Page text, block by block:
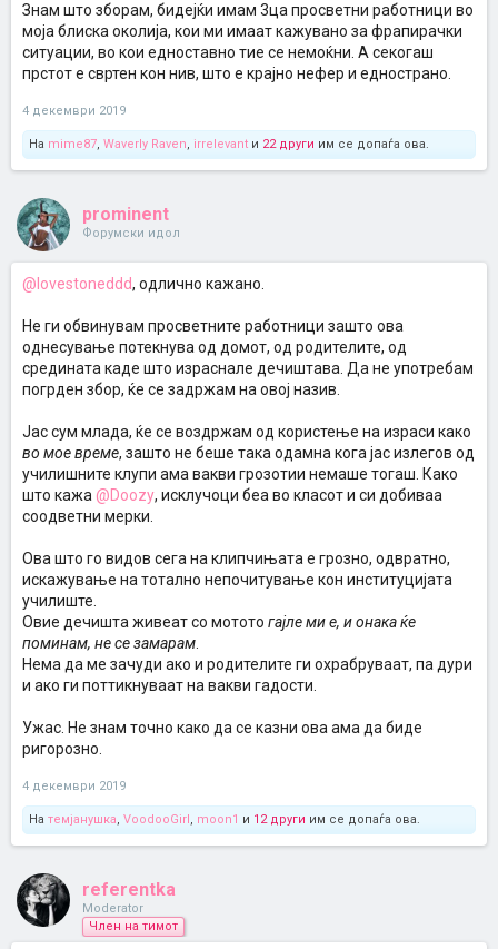
Знам што зборам, бидејќи имам 3ца просветни работници во
моја блиска околија, кои ми имаат кажувано за фрапирачки
ситуации, во кои едноставно тие се немоќни. А секогаш
прстот е свртен кон нив, што е крајно нефер и еднострано.
4 декември 2019
На mime87, Waverly Raven, irrelevant и 22 други им се допаѓа ова.
prominent
Форумски идол
@lovestoneddd, одлично кажано.
Не ги обвинувам просветните работници зашто ова
однесување потекнува од домот, од родителите, од
средината каде што израснале дечиштава. Да не употребам
погрден збор, ќе се задржам на овој назив.
Јас сум млада, ќе се воздржам од користење на израси како
во мое време, зашто не беше така одамна кога јас излегов од
училишните клупи ама вакви грозотии немаше тогаш. Како
што кажа @Doozy, исклучоци беа во класот и си добиваа
соодветни мерки.
Ова што го видов сега на клипчињата е грозно, одвратно,
искажување на тотално непочитување кон институцијата
училиште.
Овие дечишта живеат со мотото гајле ми е, и онака ќе
поминам, не се замарам
Нема да ме зачуди ако и родителите ги охрабруваат, па дури
и ако ги поттикнуваат на вакви гадости.
Ужас. Не знам точно како да се казни ова ама да биде
ригорозно.
4 декември 2019
На темјанушка, VoodooGirl, moon1 и 12 други им се допаѓа ова.
referentka
Moderator
Член на тимот